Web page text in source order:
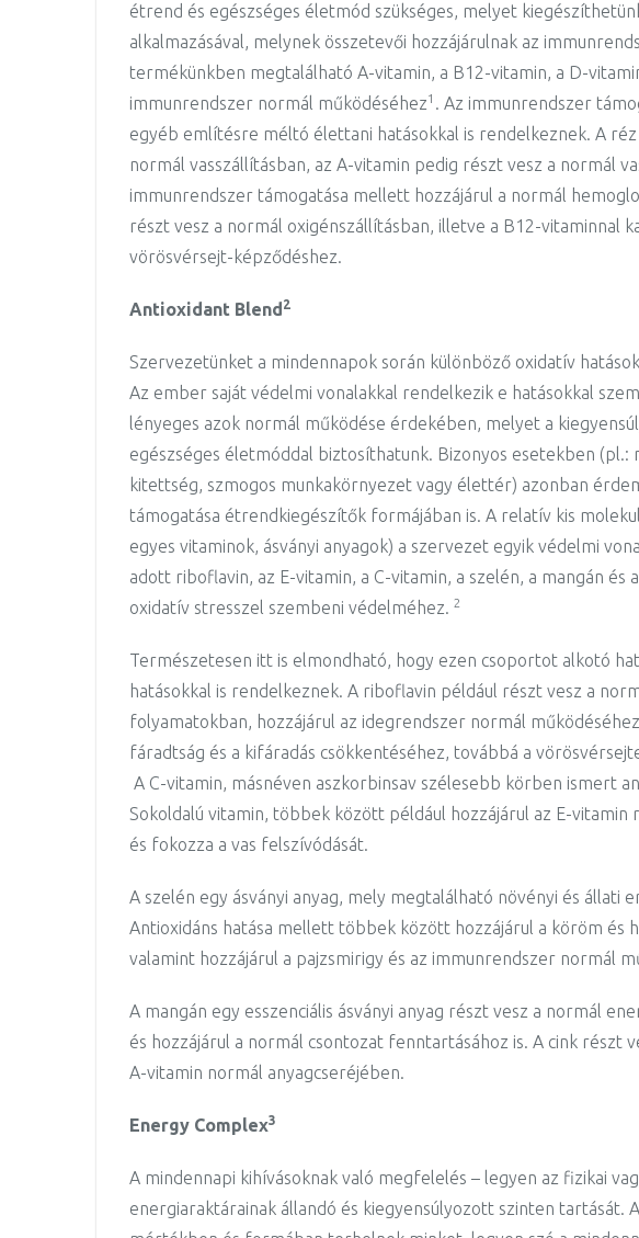
étrend és egészséges életmód szükséges, melyet
alkalmazásával, melynek összetevői hozzájárulnak az
termékünkben megtalálható A-vitamin, a B12-vitamin, a D-
immunrendszer normál működéséhez1 . Az immunrendszer
egyéb említésre méltó élettani hatásokkal is rendelkeznek. A
normál vasszállításban, az A-vitamin pedig részt vesz a normál
immunrendszer támogatása mellett hozzájárul a normál
részt vesz a normál oxigénszállításban, illetve a B12-vitaminnal
vörösvérsejt-képződéshez.
Antioxidant Blend 2
Szervezetünket a mindennapok során különböző oxidatív
Az ember saját védelmi vonalakkal rendelkezik e hatásokkal
lényeges azok normál működése érdekében, melyet a
egészséges életmóddal biztosíthatunk. Bizonyos esetekben
kitettség, szmogos munkakörnyezet vagy élettér) azonban
támogatása étrendkiegészítők formájában is. A relatív kis
egyes vitaminok, ásványi anyagok) a szervezet egyik védelmi
adott riboflavin, az E-vitamin, a C-vitamin, a szelén, a mangán és
oxidatív stresszel szembeni védelméhez. 2
Természetesen itt is elmondható, hogy ezen csoportot alkotó
hatásokkal is rendelkeznek. A riboflavin például részt vesz a
folyamatokban, hozzájárul az idegrendszer normál
fáradtság és a kifáradás csökkentéséhez, továbbá a
A C-vitamin, másnéven aszkorbinsav szélesebb körben ismert
Sokoldalú vitamin, többek között például hozzájárul az E-
és fokozza a vas felszívódását.
A szelén egy ásványi anyag, mely megtalálható növényi és
Antioxidáns hatása mellett többek között hozzájárul a köröm és
valamint hozzájárul a pajzsmirigy és az immunrendszer normál
A mangán egy esszenciális ásványi anyag részt vesz a normál
és hozzájárul a normál csontozat fenntartásához is. A cink részt
A-vitamin normál anyagcseréjében.
Energy Complex3
A mindennapi kihívásoknak való megfelelés – legyen az fizikai
energiaraktárainak állandó és kiegyensúlyozott szinten tartását.